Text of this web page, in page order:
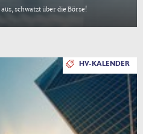
schwatzt über die Börse!
HV-KALENDER